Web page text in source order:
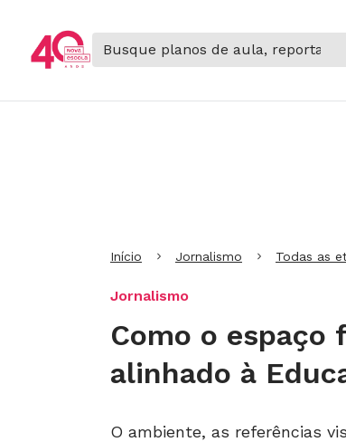
Início Jornalismo Todas as
Jornalismo
Como o espaço
alinhado à
O ambiente, as referências